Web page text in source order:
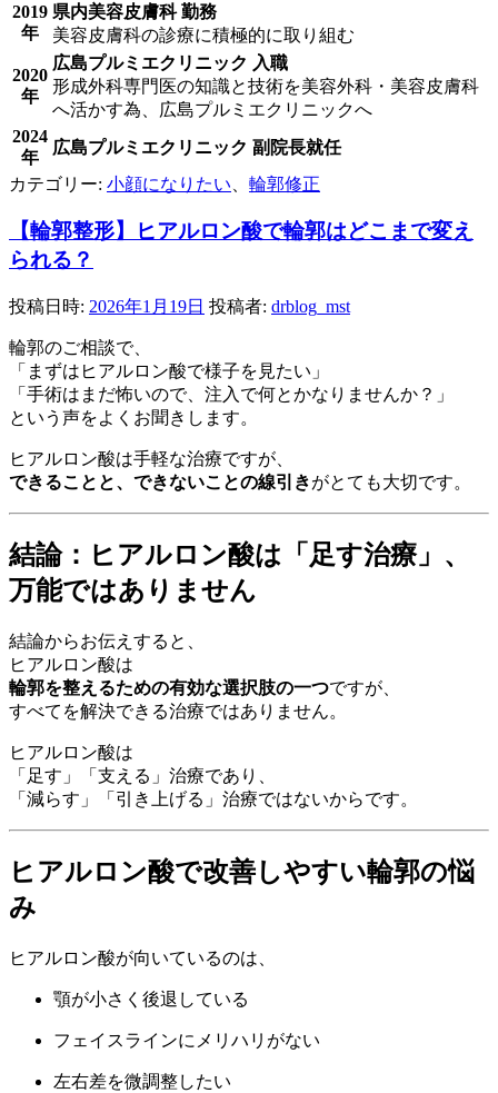
2019
年
県内美容皮膚科 勤務
美容皮膚科の診療に積極的に取り組む
2020
年
広島プルミエクリニック 入職
形成外科専門医の知識と技術を美容外科・美容皮膚科
へ活かす為、広島プルミエクリニックへ
2024
年
広島プルミエクリニック 副院長就任
カテゴリー: 小顔になりたい 輪郭修正
【輪郭整形】ヒアルロン酸で輪郭はどこまで変え
られる？
投稿日時: 2026年1月19日 投稿者: drblog_mst
輪郭のご相談で、
「まずはヒアルロン酸で様子を見たい」
「手術はまだ怖いので、注入で何とかなりませんか？」
という声をよくお聞きします。
ヒアルロン酸は手軽な治療ですが、
できることと、できないことの線引きがとても大切です。
結論：ヒアルロン酸は「足す治療」、
万能ではありません
結論からお伝えすると、
ヒアルロン酸は
輪郭を整えるための有効な選択肢の一つですが、
すべてを解決できる治療ではありません。
ヒアルロン酸は
「足す」「支える」治療であり、
「減らす」「引き上げる」治療ではないからです。
ヒアルロン酸で改善しやすい輪郭の悩
み
ヒアルロン酸が向いているのは、
顎が小さく後退している
フェイスラインにメリハリがない
左右差を微調整したい